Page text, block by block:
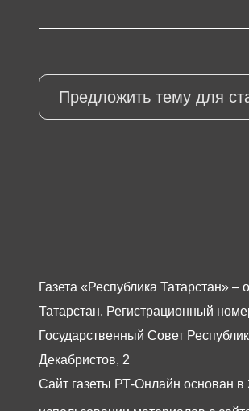
Предложить тему для
Газета «Республика Татарстан»
Татарстан. Регистрационный
Государственный Совет
Декабристов, 2
Сайт газеты РТ-Онлайн основан в